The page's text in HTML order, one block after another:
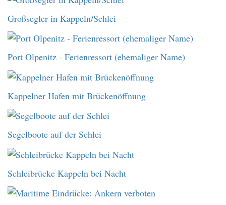
Großsegler in Kappeln/Schlei
Port Olpenitz - Ferienressort (ehemaliger Name)
Kappelner Hafen mit Brückenöffnung
Segelboote auf der Schlei
Schleibrücke Kappeln bei Nacht